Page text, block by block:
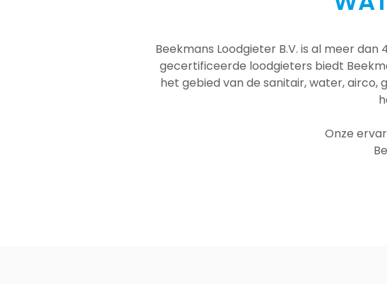
Beekmans Loodgieter B.V. is al meer
gecertificeerde loodgieters biedt
het gebied van de sanitair, water, airco,
Onze